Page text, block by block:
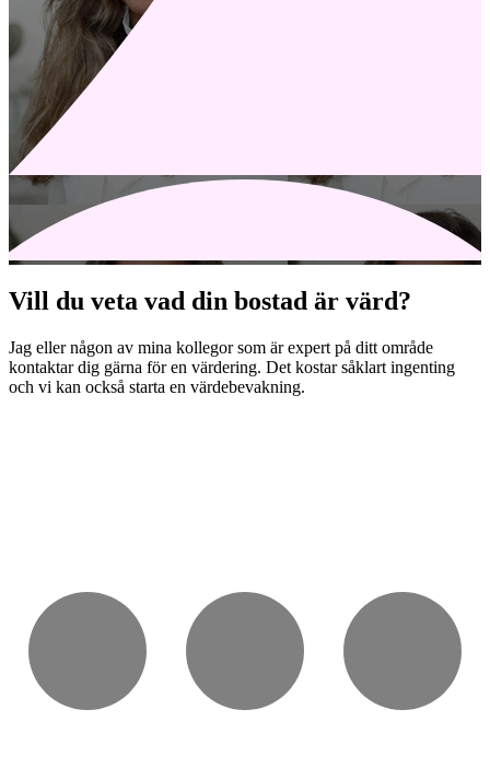
Vill du veta vad din bostad är värd?
Jag eller någon av mina kollegor som är expert på ditt område
kontaktar dig gärna för en värdering. Det kostar såklart ingenting
och vi kan också starta en värdebevakning.